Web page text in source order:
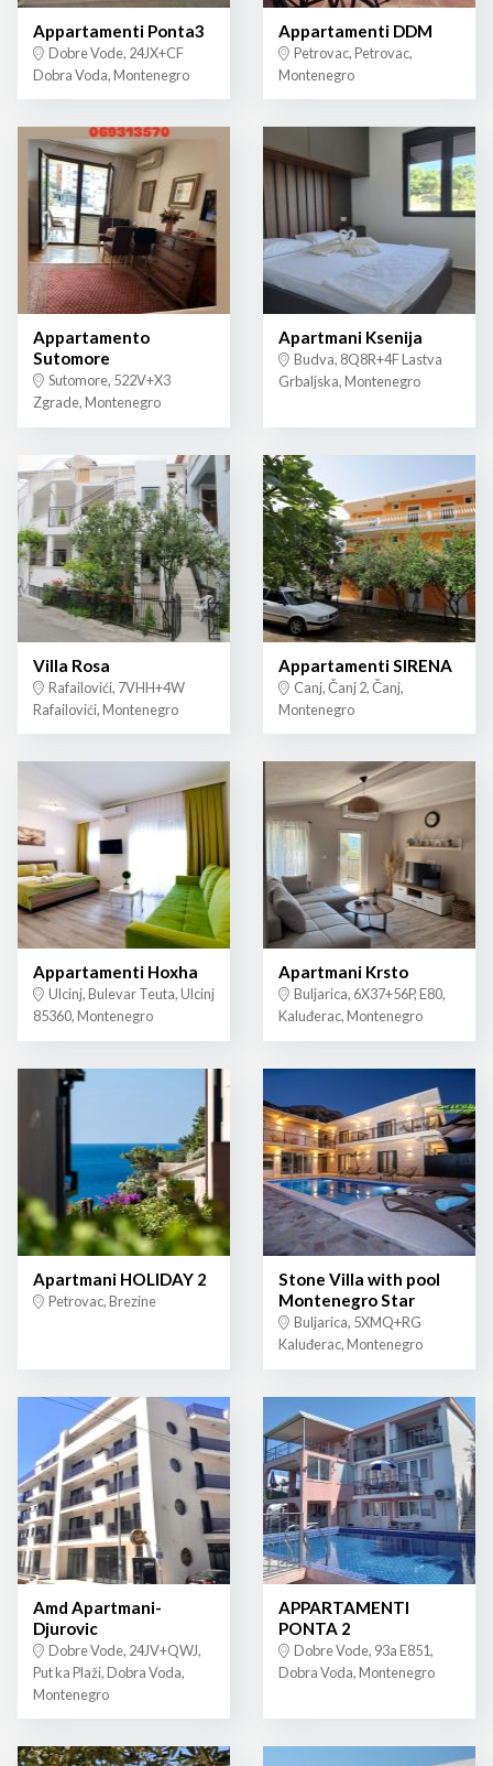
Appartamenti Ponta3
Dobre Vode, 24JX+CF
Dobra Voda, Montenegro
Appartamenti DDM
Petrovac, Petrovac,
Montenegro
Appartamento
Sutomore
Sutomore, 522V+X3
Zgrade, Montenegro
Apartmani Ksenija
Budva, 8Q8R+4F Lastva
Grbaljska, Montenegro
Villa Rosa
Rafailovići, 7VHH+4W
Rafailovići, Montenegro
Appartamenti SIRENA
Canj, Čanj 2, Čanj,
Montenegro
Appartamenti Hoxha
Ulcinj, Bulevar Teuta, Ulcinj
85360, Montenegro
Apartmani Krsto
Buljarica, 6X37+56P, E80,
Kaluđerac, Montenegro
Apartmani HOLIDAY 2
Petrovac, Brezine
Stone Villa with pool
Montenegro Star
Buljarica, 5XMQ+RG
Kaluđerac, Montenegro
Amd Apartmani-
Djurovic
Dobre Vode, 24JV+QWJ,
Put ka Plaži, Dobra Voda,
Montenegro
APPARTAMENTI
PONTA 2
Dobre Vode, 93a E851,
Dobra Voda, Montenegro